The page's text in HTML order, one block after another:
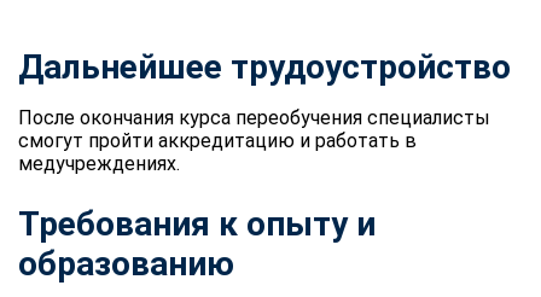
Дальнейшее трудоустройство
После окончания курса переобучения специалисты
смогут пройти аккредитацию и работать в
медучреждениях.
Требования к опыту и
образованию